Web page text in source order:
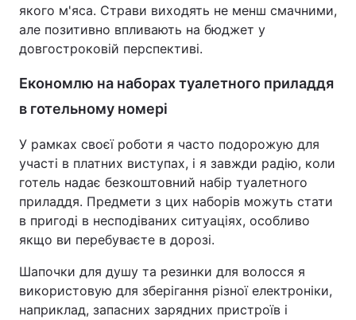
якого м'яса. Страви виходять не менш смачними,
але позитивно впливають на бюджет у
довгостроковій перспективі.
Економлю на наборах туалетного приладдя
в готельному номері
У рамках своєї роботи я часто подорожую для
участі в платних виступах, і я завжди радію, коли
готель надає безкоштовний набір туалетного
приладдя. Предмети з цих наборів можуть стати
в пригоді в несподіваних ситуаціях, особливо
якщо ви перебуваєте в дорозі.
Шапочки для душу та резинки для волосся я
використовую для зберігання різної електроніки,
наприклад, запасних зарядних пристроїв і